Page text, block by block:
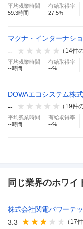
平均残業時間
59.3時間
有給取得率
27.5%
マグナ・インターナシ
--
（ 14件
平均残業時間
--時間
有給取得率
--%
DOWAエコシステム株
--
（ 19件
平均残業時間
--時間
有給取得率
--%
同じ業界のホワイ
株式会社関電パワーテ
3.3
（ 17